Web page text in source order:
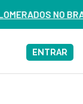
NO BRASIL?
ENTRAR